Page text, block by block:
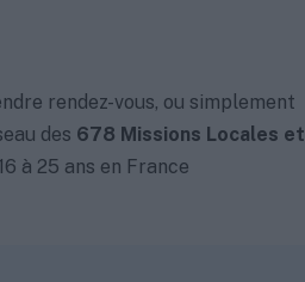
rendez-vous, ou simplement
des 678 Missions Locales et
à 25 ans en France